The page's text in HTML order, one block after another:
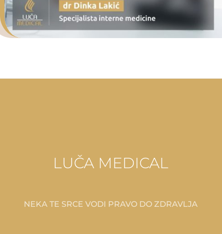
LUČA MEDICAL
NEKA TE SRCE VODI PRAVO DO ZDRAVLJA